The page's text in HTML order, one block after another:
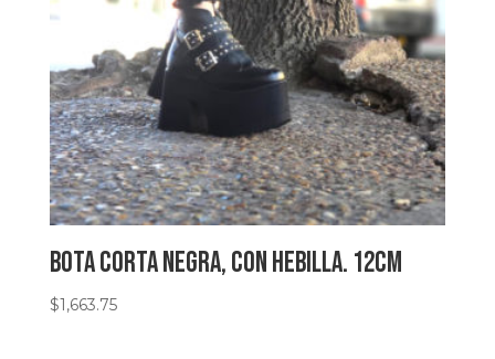
Bota corta negra, con hebilla. 12cm
$1,663.75